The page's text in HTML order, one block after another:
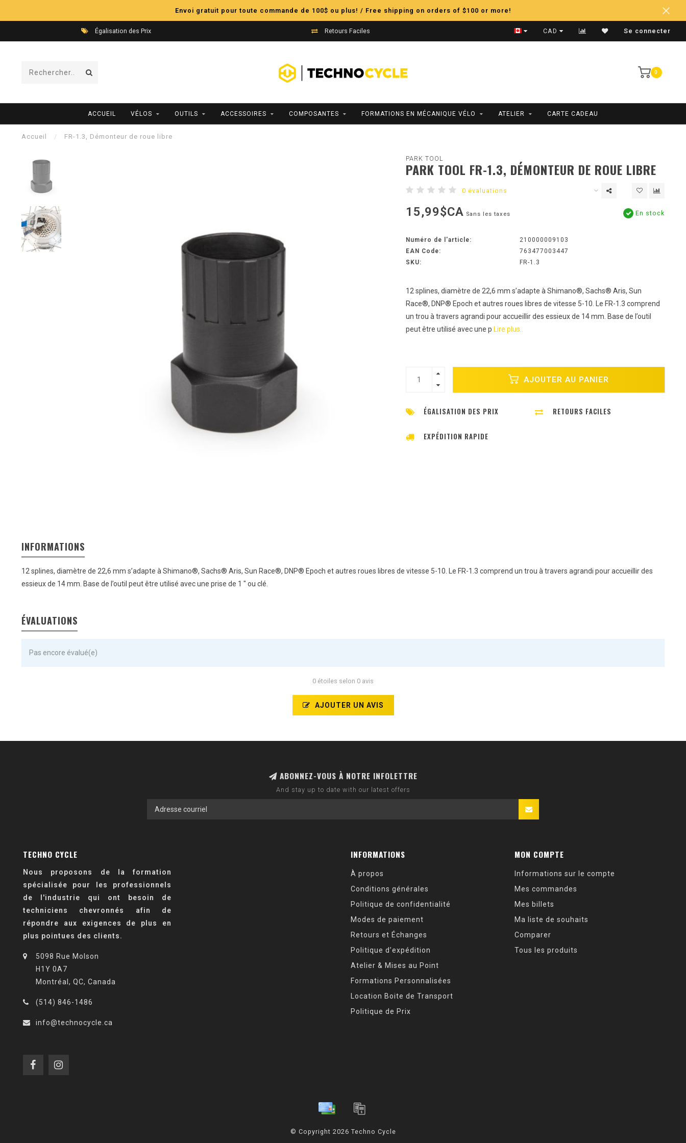
Envoi gratuit pour toute commande de 100$ ou plus! / Free shipping on orders of $100 or more!
Égalisation des Prix Retours Faciles Expédition Rapide
CAD Se connecter
0
ACCUEIL VÉLOS OUTILS ACCESSOIRES COMPOSANTES FORMATIONS EN MÉCANIQUE VÉLO ATELIER CARTE CADEAU
Accueil / FR-1.3, Démonteur de roue libre
PARK TOOL
PARK TOOL FR-1.3, DÉMONTEUR DE ROUE LIBRE
0 évaluations
15,99$CA Sans les taxes En stock
Numéro de l'article:
210000009103
EAN Code:
763477003447
SKU:
FR-1.3
12 splines, diamètre de 22,6 mm s’adapte à Shimano®, Sachs® Aris, Sun
Race®, DNP® Epoch et autres roues libres de vitesse 5-10. Le FR-1.3 comprend
un trou à travers agrandi pour accueillir des essieux de 14 mm. Base de l’outil
peut être utilisé avec une p Lire plus..
AJOUTER AU PANIER
ÉGALISATION DES PRIX RETOURS FACILES
EXPÉDITION RAPIDE
INFORMATIONS
12 splines, diamètre de 22,6 mm s’adapte à Shimano®, Sachs® Aris, Sun Race®, DNP® Epoch et autres roues libres de vitesse 5-10. Le FR-1.3 comprend un trou à travers agrandi pour accueillir des
essieux de 14 mm. Base de l’outil peut être utilisé avec une prise de 1 " ou clé.
ÉVALUATIONS
Pas encore évalué(e)
0 étoiles selon 0 avis
AJOUTER UN AVIS
ABONNEZ-VOUS À NOTRE INFOLETTRE
And stay up to date with our latest offers
TECHNO CYCLE
Nous proposons de la formation
spécialisée pour les professionnels
de l'industrie qui ont besoin de
techniciens chevronnés afin de
répondre aux exigences de plus en
plus pointues des clients.
5098 Rue Molson
H1Y 0A7
Montréal, QC, Canada
(514) 846-1486
info@technocycle.ca
INFORMATIONS
À propos
Conditions générales
Politique de confidentialité
Modes de paiement
Retours et Échanges
Politique d’expédition
Atelier & Mises au Point
Formations Personnalisées
Location Boite de Transport
Politique de Prix
MON COMPTE
Informations sur le compte
Mes commandes
Mes billets
Ma liste de souhaits
Comparer
Tous les produits
© Copyright 2026 Techno Cycle